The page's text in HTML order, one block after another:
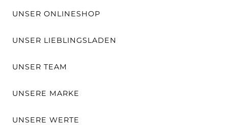
UNSER ONLINESHOP
UNSER LIEBLINGSLADEN
UNSER TEAM
UNSERE MARKE
UNSERE WERTE